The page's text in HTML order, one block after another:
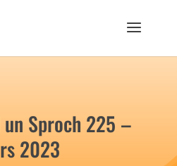
Sproch 225 –
2023